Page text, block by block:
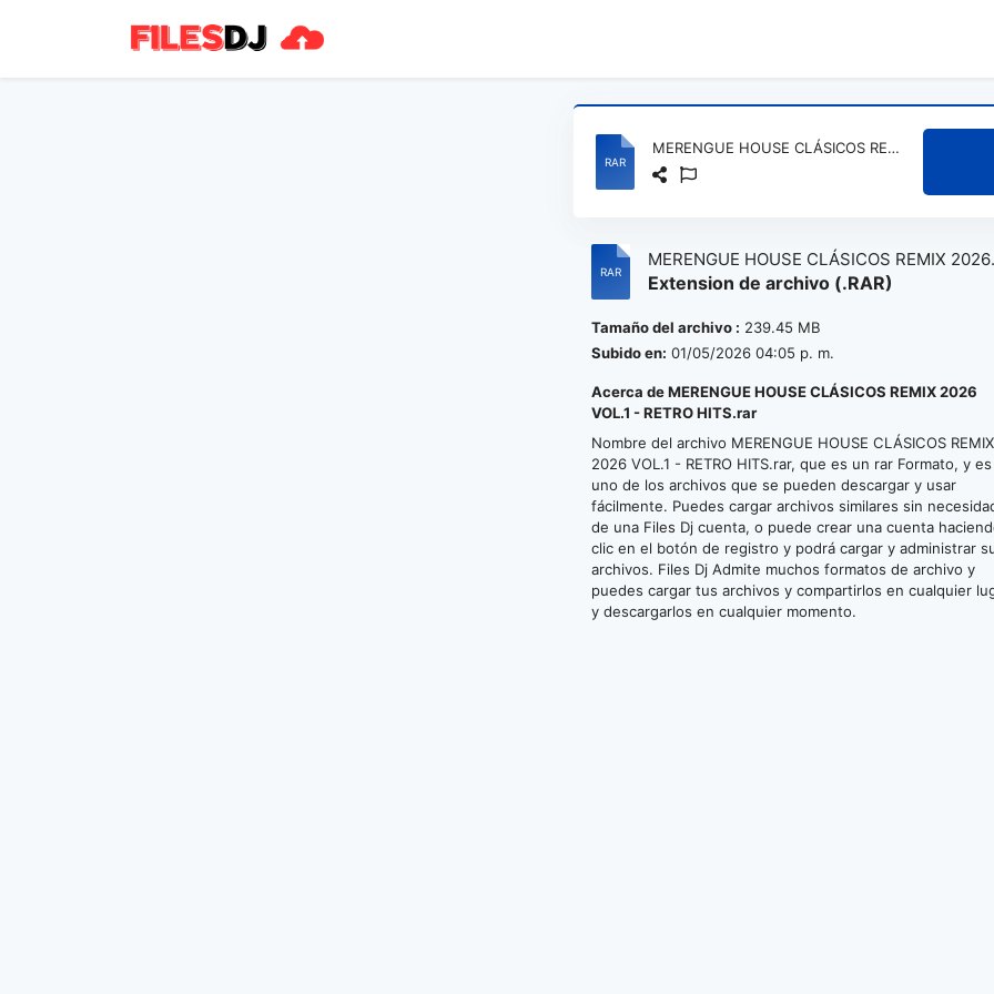
MERENGUE HOUSE CLÁSICOS REMIX 2026 VOL.1 - RETRO HITS.rar
MERENGUE HOUSE CLÁSICOS REMIX 2026
VOL.1 - RETRO HITS.rar
Extension de archivo (.RAR)
Tamaño del archivo : 239.45 MB
Subido en: 01/05/2026 04:05 p. m.
Acerca de MERENGUE HOUSE CLÁSICOS REMIX 2026
VOL.1 - RETRO HITS.rar
Nombre del archivo MERENGUE HOUSE CLÁSICOS REMIX
2026 VOL.1 - RETRO HITS.rar, que es un rar Formato, y es
uno de los archivos que se pueden descargar y usar
fácilmente. Puedes cargar archivos similares sin
de una Files Dj cuenta, o puede crear una cuenta
clic en el botón de registro y podrá cargar y administrar
archivos. Files Dj Admite muchos formatos de archivo y
puedes cargar tus archivos y compartirlos en cualquier
y descargarlos en cualquier momento.